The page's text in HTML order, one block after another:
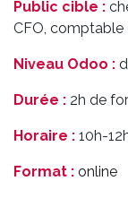
Public cible :
CFO, comptable
Niveau Odoo :
Durée : 2h de
Horaire : 10h-
Format : online